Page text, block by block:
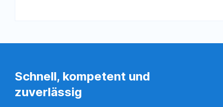
Schnell, kompetent und
zuverlässig